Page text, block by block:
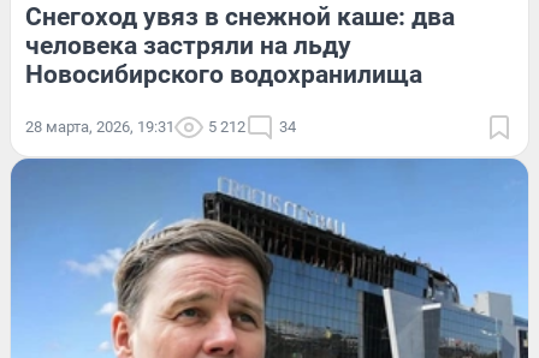
Снегоход увяз в снежной каше: два
человека застряли на льду
Новосибирского водохранилища
28 марта, 2026, 19:31 5 212 34